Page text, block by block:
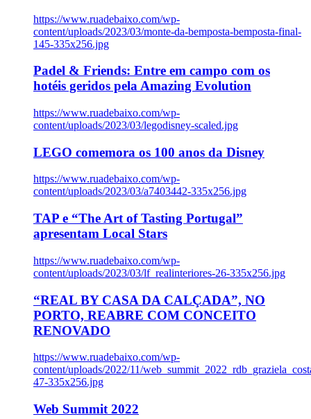
https://www.ruadebaixo.com/wp-
content/uploads/2023/03/monte-da-bemposta-bemposta-final-
145-335x256.jpg
Padel & Friends: Entre em campo com os
hotéis geridos pela Amazing Evolution
https://www.ruadebaixo.com/wp-
content/uploads/2023/03/legodisney-scaled.jpg
LEGO comemora os 100 anos da Disney
https://www.ruadebaixo.com/wp-
content/uploads/2023/03/a7403442-335x256.jpg
TAP e “The Art of Tasting Portugal”
apresentam Local Stars
https://www.ruadebaixo.com/wp-
content/uploads/2023/03/lf_realinteriores-26-335x256.jpg
“REAL BY CASA DA CALÇADA”, NO
PORTO, REABRE COM CONCEITO
RENOVADO
https://www.ruadebaixo.com/wp-
content/uploads/2022/11/
47-335x256.jpg
Web Summit 2022